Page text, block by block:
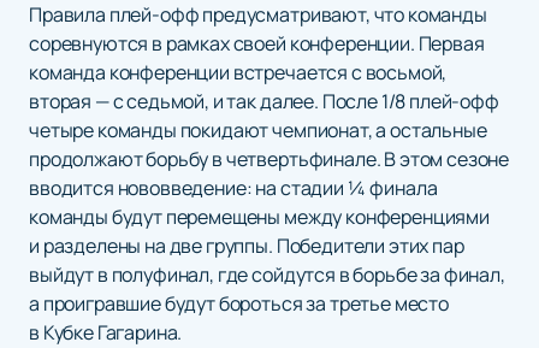
Правила плей-офф предусматривают, что команды
соревнуются в рамках своей конференции. Первая
команда конференции встречается с восьмой,
вторая — с седьмой, и так далее. После 1/8 плей-офф
четыре команды покидают чемпионат, а остальные
продолжают борьбу в четвертьфинале. В этом сезоне
вводится нововведение: на стадии ¼ финала
команды будут перемещены между конференциями
и разделены на две группы. Победители этих пар
выйдут в полуфинал, где сойдутся в борьбе за финал,
а проигравшие будут бороться за третье место
в Кубке Гагарина.